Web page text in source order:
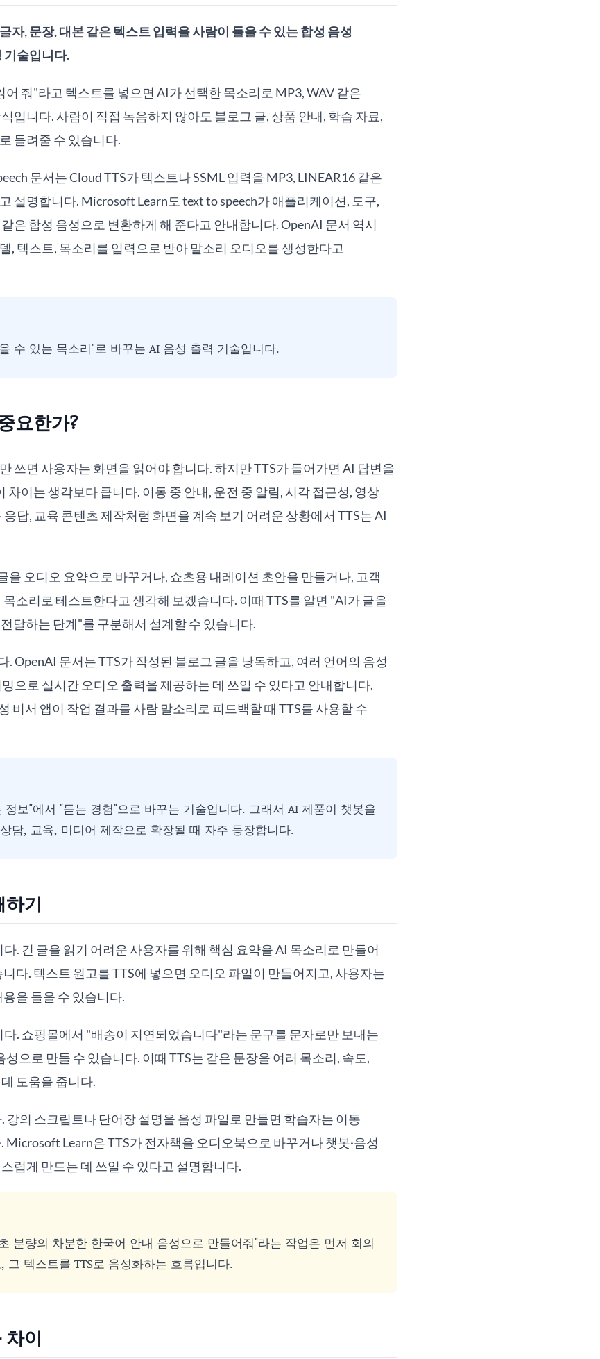
자, 문장, 대본 같은 텍스트 입력을 사람이 들을 수 있는 합성 음성
기술입니다.
어 줘"라고 텍스트를 넣으면 AI가 선택한 목소리로 MP3, WAV 같은
입니다. 사람이 직접 녹음하지 않아도 블로그 글, 상품 안내, 학습 자료,
들려줄 수 있습니다.
문서는 Cloud TTS가 텍스트나 SSML 입력을 MP3, LINEAR16 같은
설명합니다. Microsoft Learn도 text to speech가 애플리케이션, 도구,
은 합성 음성으로 변환하게 해 준다고 안내합니다. OpenAI 문서 역시
, 텍스트, 목소리를 입력으로 받아 말소리 오디오를 생성한다고
수 있는 목소리"로 바꾸는 AI 음성 출력 기술입니다.
요한가?
쓰면 사용자는 화면을 읽어야 합니다. 하지만 TTS가 들어가면 AI 답변을
차이는 생각보다 큽니다. 이동 중 안내, 운전 중 알림, 시각 접근성, 영상
답, 교육 콘텐츠 제작처럼 화면을 계속 보기 어려운 상황에서 TTS는 AI
을 오디오 요약으로 바꾸거나, 쇼츠용 내레이션 초안을 만들거나, 고객
소리로 테스트한다고 생각해 보겠습니다. 이때 TTS를 알면 "AI가 글을
달하는 단계"를 구분해서 설계할 수 있습니다.
. OpenAI 문서는 TTS가 작성된 블로그 글을 낭독하고, 여러 언어의 음성
으로 실시간 오디오 출력을 제공하는 데 쓰일 수 있다고 안내합니다.
비서 앱이 작업 결과를 사람 말소리로 피드백할 때 TTS를 사용할 수
정보"에서 "듣는 경험"으로 바꾸는 기술입니다. 그래서 AI 제품이 챗봇을
담, 교육, 미디어 제작으로 확장될 때 자주 등장합니다.
기
다. 긴 글을 읽기 어려운 사용자를 위해 핵심 요약을 AI 목소리로 만들어
다. 텍스트 원고를 TTS에 넣으면 오디오 파일이 만들어지고, 사용자는
을 들을 수 있습니다.
다. 쇼핑몰에서 "배송이 지연되었습니다"라는 문구를 문자로만 보내는
성으로 만들 수 있습니다. 이때 TTS는 같은 문장을 여러 목소리, 속도,
도움을 줍니다.
강의 스크립트나 단어장 설명을 음성 파일로 만들면 학습자는 이동
Microsoft Learn은 TTS가 전자책을 오디오북으로 바꾸거나 챗봇·음성
럽게 만드는 데 쓰일 수 있다고 설명합니다.
분량의 차분한 한국어 안내 음성으로 만들어줘"라는 작업은 먼저 회의
그 텍스트를 TTS로 음성화하는 흐름입니다.
이